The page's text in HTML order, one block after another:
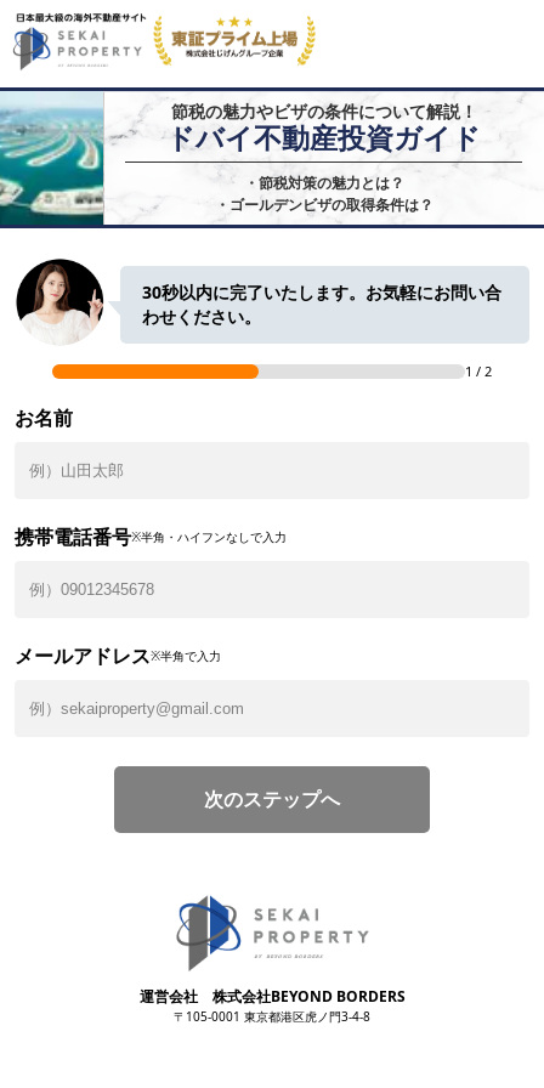
節税の魅力やビザの条件について解説！
ドバイ不動産投資ガイド
・節税対策の魅力とは？
・ゴールデンビザの取得条件は？
30秒以内に完了いたします。お気軽にお問い合
わせください。
1 / 2
お名前
携帯電話番号※半角・ハイフンなしで入力
メールアドレス※半角で入力
次のステップへ
運営会社 株式会社BEYOND BORDERS
〒105-0001 東京都港区虎ノ門3-4-8